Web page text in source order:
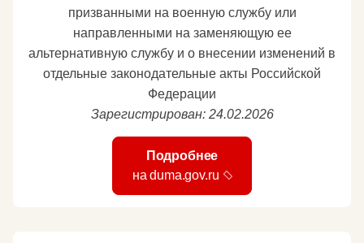
призванными на военную службу или
направленными на заменяющую ее
альтернативную службу и о внесении изменений в
отдельные законодательные акты Российской
Федерации
Зарегистрирован: 24.02.2026
Подробнее
на duma.gov.ru